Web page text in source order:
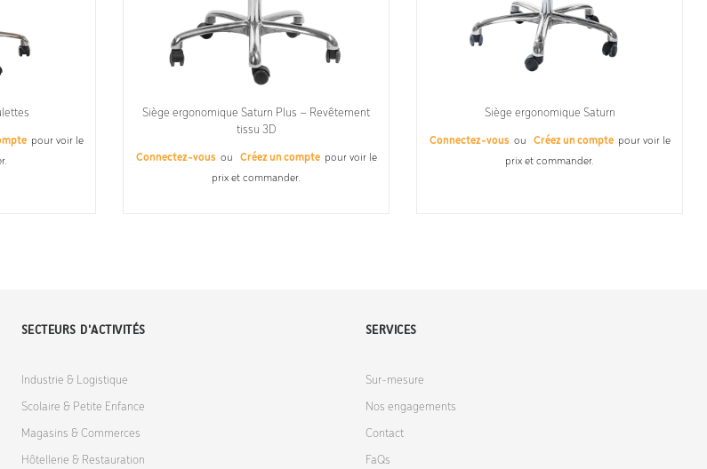
pour voir le
Siège ergonomique Saturn Plus – Revêtement
tissu 3D
Connectez-vous ou Créez un compte pour voir le
prix et commander.
Siège ergonomique Saturn
Connectez-vous ou Créez un compte pour voir le
prix et commander.
SECTEURS D'ACTIVITÉS
Industrie & Logistique
Scolaire & Petite Enfance
Magasins & Commerces
Hôtellerie & Restauration
SERVICES
Sur-mesure
Nos engagements
Contact
FaQs